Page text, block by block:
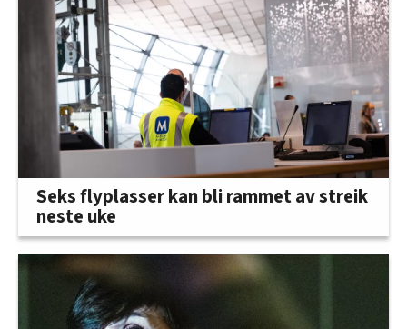
Seks flyplasser kan bli rammet av streik
neste uke